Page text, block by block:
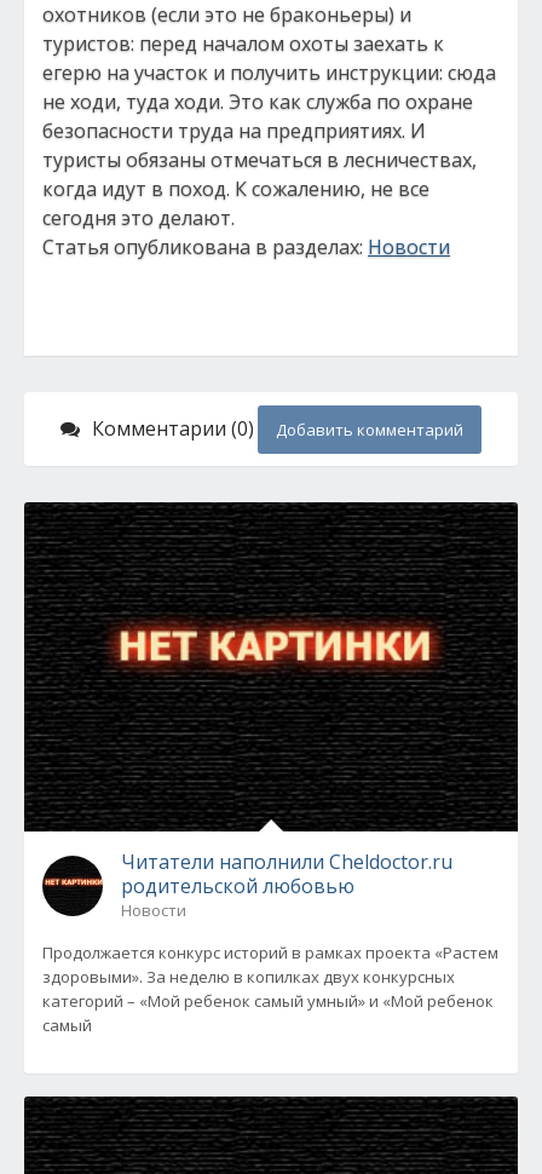
охотников (если это не браконьеры) и
туристов: перед началом охоты заехать к
егерю на участок и получить инструкции: сюда
не ходи, туда ходи. Это как служба по охране
безопасности труда на предприятиях. И
туристы обязаны отмечаться в лесничествах,
когда идут в поход. К сожалению, не все
сегодня это делают.
Статья опубликована в разделах: Новости
Комментарии (0) Добавить комментарий
Читатели наполнили Cheldoctor.ru
родительской любовью
Новости
Продолжается конкурс историй в рамках проекта «Растем
здоровыми». За неделю в копилках двух конкурсных
категорий – «Мой ребенок самый умный» и «Мой ребенок
самый